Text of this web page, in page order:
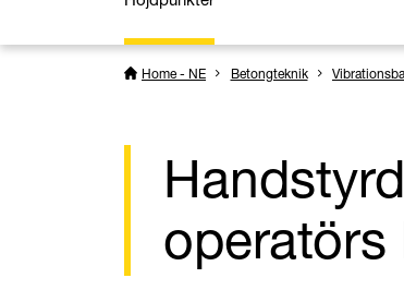
Home - NE Betongteknik
operatörs